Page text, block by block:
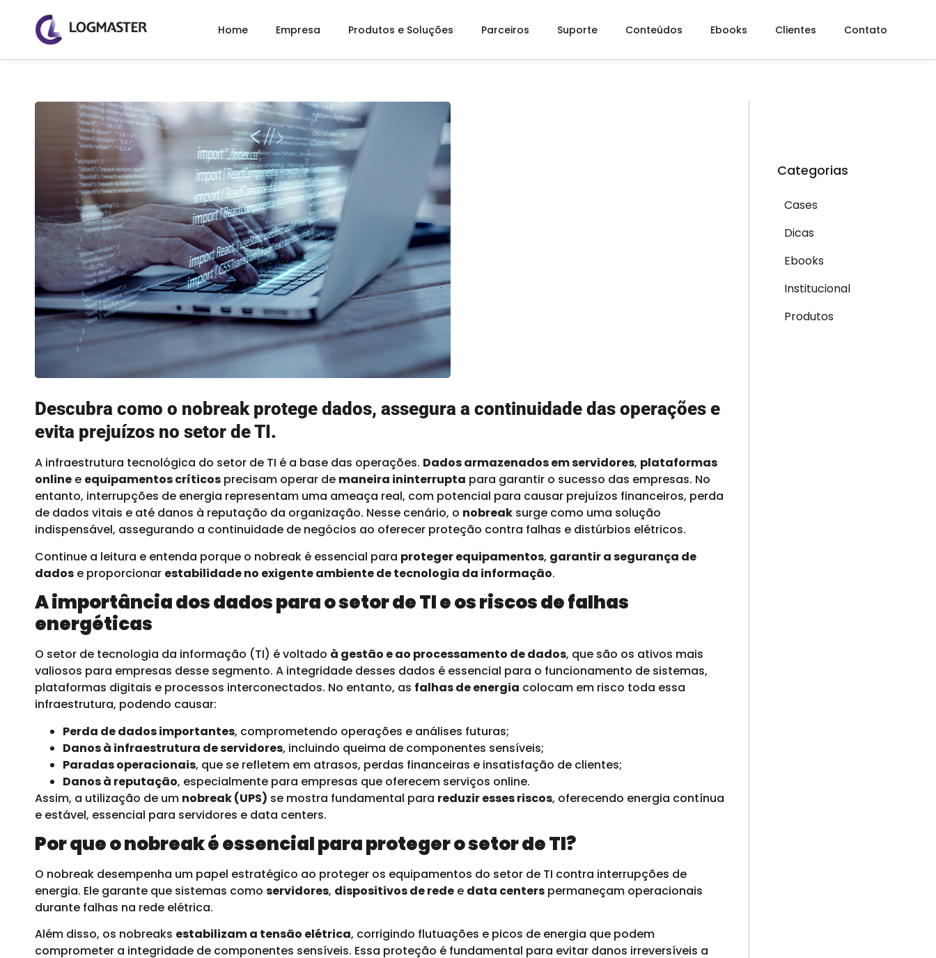
Home Empresa Produtos e Soluções Parceiros Suporte Conteúdos Ebooks Clientes Contato
Descubra como o nobreak protege dados, assegura a continuidade das operações e
evita prejuízos no setor de TI.
A infraestrutura tecnológica do setor de TI é a base das operações. Dados armazenados em servidores, plataformas
online e equipamentos críticos precisam operar de maneira ininterrupta para garantir o sucesso das empresas. No
entanto, interrupções de energia representam uma ameaça real, com potencial para causar prejuízos financeiros, perda
de dados vitais e até danos à reputação da organização. Nesse cenário, o nobreak surge como uma solução
indispensável, assegurando a continuidade de negócios ao oferecer proteção contra falhas e distúrbios elétricos.
Continue a leitura e entenda porque o nobreak é essencial para proteger equipamentos, garantir a segurança de
dados e proporcionar estabilidade no exigente ambiente de tecnologia da informação.
A importância dos dados para o setor de TI e os riscos de falhas
energéticas
O setor de tecnologia da informação (TI) é voltado à gestão e ao processamento de dados, que são os ativos mais
valiosos para empresas desse segmento. A integridade desses dados é essencial para o funcionamento de sistemas,
plataformas digitais e processos interconectados. No entanto, as falhas de energia colocam em risco toda essa
infraestrutura, podendo causar:
Perda de dados importantes, comprometendo operações e análises futuras;
Danos à infraestrutura de servidores, incluindo queima de componentes sensíveis;
Paradas operacionais, que se refletem em atrasos, perdas financeiras e insatisfação de clientes;
Danos à reputação, especialmente para empresas que oferecem serviços online.
Assim, a utilização de um nobreak (UPS) se mostra fundamental para reduzir esses riscos, oferecendo energia contínua
e estável, essencial para servidores e data centers.
Por que o nobreak é essencial para proteger o setor de TI?
O nobreak desempenha um papel estratégico ao proteger os equipamentos do setor de TI contra interrupções de
energia. Ele garante que sistemas como servidores, dispositivos de rede e data centers permaneçam operacionais
durante falhas na rede elétrica.
Além disso, os nobreaks estabilizam a tensão elétrica, corrigindo flutuações e picos de energia que podem
comprometer a integridade de componentes sensíveis. Essa proteção é fundamental para evitar danos irreversíveis a
Categorias
Cases
Dicas
Ebooks
Institucional
Produtos